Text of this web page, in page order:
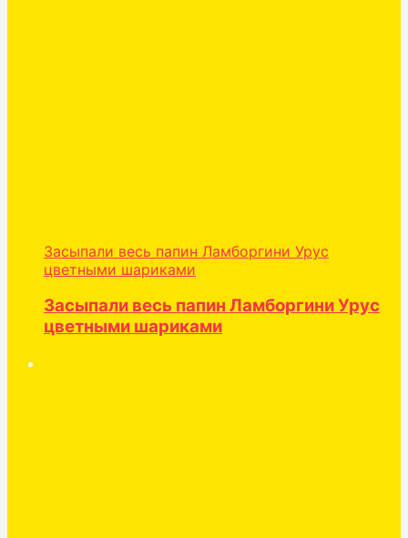
Засыпали весь папин Ламборгини Урус
цветными шариками
Засыпали весь папин Ламборгини Урус
цветными шариками